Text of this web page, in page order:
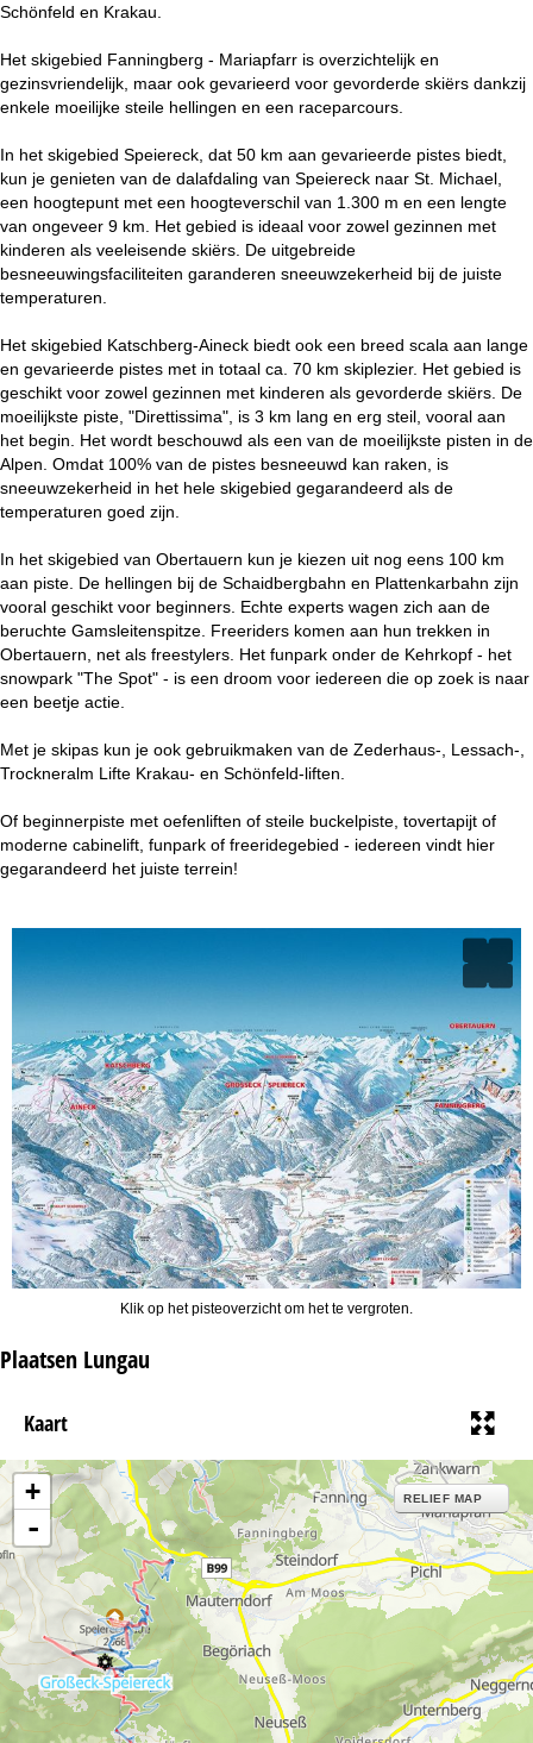
Schönfeld en Krakau.
Het skigebied Fanningberg - Mariapfarr is overzichtelijk en
gezinsvriendelijk, maar ook gevarieerd voor gevorderde skiërs dankzij
enkele moeilijke steile hellingen en een raceparcours.
In het skigebied Speiereck, dat 50 km aan gevarieerde pistes biedt,
kun je genieten van de dalafdaling van Speiereck naar St. Michael,
een hoogtepunt met een hoogteverschil van 1.300 m en een lengte
van ongeveer 9 km. Het gebied is ideaal voor zowel gezinnen met
kinderen als veeleisende skiërs. De uitgebreide
besneeuwingsfaciliteiten garanderen sneeuwzekerheid bij de juiste
temperaturen.
Het skigebied Katschberg-Aineck biedt ook een breed scala aan lange
en gevarieerde pistes met in totaal ca. 70 km skiplezier. Het gebied is
geschikt voor zowel gezinnen met kinderen als gevorderde skiërs. De
moeilijkste piste, "Direttissima", is 3 km lang en erg steil, vooral aan
het begin. Het wordt beschouwd als een van de moeilijkste pisten in de
Alpen. Omdat 100% van de pistes besneeuwd kan raken, is
sneeuwzekerheid in het hele skigebied gegarandeerd als de
temperaturen goed zijn.
In het skigebied van Obertauern kun je kiezen uit nog eens 100 km
aan piste. De hellingen bij de Schaidbergbahn en Plattenkarbahn zijn
vooral geschikt voor beginners. Echte experts wagen zich aan de
beruchte Gamsleitenspitze. Freeriders komen aan hun trekken in
Obertauern, net als freestylers. Het funpark onder de Kehrkopf - het
snowpark "The Spot" - is een droom voor iedereen die op zoek is naar
een beetje actie.
Met je skipas kun je ook gebruikmaken van de Zederhaus-, Lessach-,
Trockneralm Lifte Krakau- en Schönfeld-liften.
Of beginnerpiste met oefenliften of steile buckelpiste, tovertapijt of
moderne cabinelift, funpark of freeridegebied - iedereen vindt hier
gegarandeerd het juiste terrein!
Klik op het pisteoverzicht om het te vergroten.
Plaatsen Lungau
Kaart
+
-
RELIEF MAP